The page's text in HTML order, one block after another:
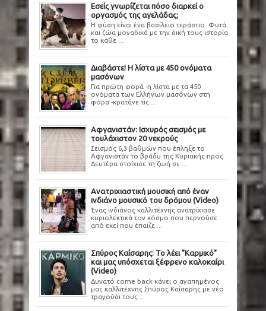
Εσείς γνωρίζεται πόσο διαρκεί ο
οργασμός της αγελάδας;
Η φύση είναι ένα βασίλειο τεράστιο. Φυτά
και ζώα μοναδικά με την δική τους ιστορία
το κάθε ...
Διαβάστε! Η λίστα με 450 ονόματα
μασόνων
Για πρώτη φορά -η λίστα με τα 450
ονόματα των Ελλήνων μασόνων στη
φόρα -κρατάνε τις ...
Αφγανιστάν: Ισχυρός σεισμός με
τουλάχιστον 20 νεκρούς
Σεισμός 6,3 βαθμών που έπληξε το
Αφγανιστάν το βράδυ της Κυριακής προς
Δευτέρα στοίχισε τη ζωή σε ...
Ανατριχιαστική μουσική από έναν
ινδιάνο μουσικό του δρόμου (Video)
Ένας ινδιάνος καλλιτέχνης ανατρίχιασε
κυριολεκτικά τον κόσμο που περνούσε
από εκεί που έπαιζε ...
Σπύρος Καίσαρης: Το λέει "Καρμικό"
και μας υπόσχεται ξέφρενο καλοκαίρι
(Video)
Δυνατό come back κάνει ο αγαπημένος
μας καλλιτέχνης Σπύρος Καίσαρης με νέο
τραγούδι τους ...